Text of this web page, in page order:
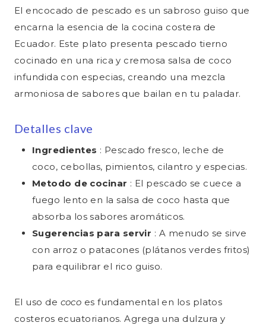
El encocado de pescado es un sabroso guiso que
encarna la esencia de la cocina costera de
Ecuador. Este plato presenta pescado tierno
cocinado en una rica y cremosa salsa de coco
infundida con especias, creando una mezcla
armoniosa de sabores que bailan en tu paladar.
Detalles clave
Ingredientes : Pescado fresco, leche de
coco, cebollas, pimientos, cilantro y especias.
Metodo de cocinar : El pescado se cuece a
fuego lento en la salsa de coco hasta que
absorba los sabores aromáticos.
Sugerencias para servir : A menudo se sirve
con arroz o patacones (plátanos verdes fritos)
para equilibrar el rico guiso.
El uso de coco es fundamental en los platos
costeros ecuatorianos. Agrega una dulzura y
Privacidad:
Transferencia de datos:
Sin transferencia a terceros países —
datos procesados en servidores de la
UE (Alemania)
Base legal: Art. 6(1)(f) RGPD (interés legítimo)
Privacidad: No especificado
Transferencia de datos: No especificado
Privacidad: No especificado
Transferencia de datos: EU-US Data Privacy Framework
remarketing en Pinterest
Privacidad:
Transferencia de datos: EU-US Data Privacy Framework